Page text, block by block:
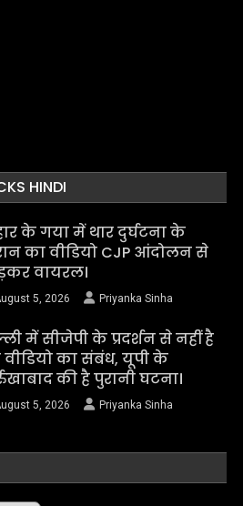
HINDI
के गया में थार दुर्घटना के
का वीडियो CJP आंदोलन से
वायरल।
5, 2026 Priyanka Sinha
में सीजेपी के प्रदर्शन से नहीं है
का संबंध, यूपी के
की है पुरानी घटना।
5, 2026 Priyanka Sinha